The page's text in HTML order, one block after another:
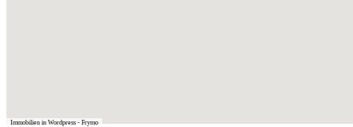
Immobilien in Wordpress - Frymo